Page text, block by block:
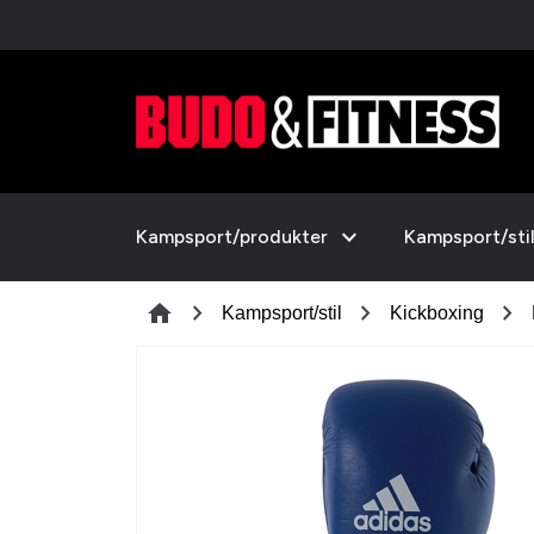
Kampsport/produkter expand_more Kampsport/stil
home chevron_right Kampsport/stil chevron_right Kickboxing chevron_right